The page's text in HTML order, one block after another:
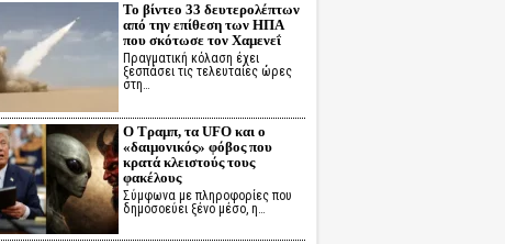
Το βίντεο 33 δευτερολέπτων
από την επίθεση των ΗΠΑ
που σκότωσε τον Χαμενεΐ
Πραγματική κόλαση έχει
ξεσπάσει τις τελευταίες ώρες
στη…
Ο Τραμπ, τα UFO και ο
«δαιμονικός» φόβος που
κρατά κλειστούς τους
φακέλους
Σύμφωνα με πληροφορίες που
δημοσοεύει ξένο μέσο, η…